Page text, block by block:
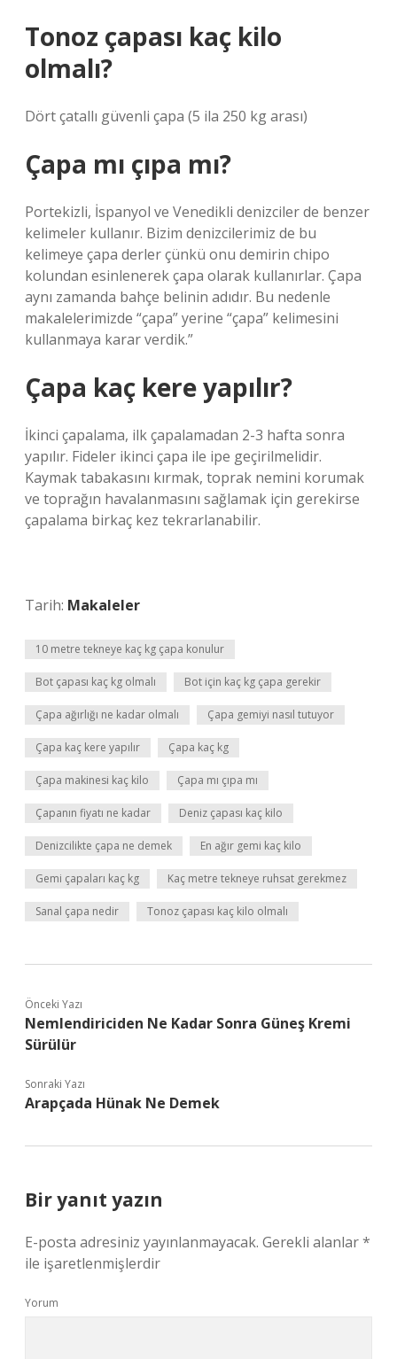
Tonoz çapası kaç kilo
olmalı?
Dört çatallı güvenli çapa (5 ila 250 kg arası)
Çapa mı çıpa mı?
Portekizli, İspanyol ve Venedikli denizciler de benzer
kelimeler kullanır. Bizim denizcilerimiz de bu
kelimeye çapa derler çünkü onu demirin chipo
kolundan esinlenerek çapa olarak kullanırlar. Çapa
aynı zamanda bahçe belinin adıdır. Bu nedenle
makalelerimizde “çapa” yerine “çapa” kelimesini
kullanmaya karar verdik.”
Çapa kaç kere yapılır?
İkinci çapalama, ilk çapalamadan 2-3 hafta sonra
yapılır. Fideler ikinci çapa ile ipe geçirilmelidir.
Kaymak tabakasını kırmak, toprak nemini korumak
ve toprağın havalanmasını sağlamak için gerekirse
çapalama birkaç kez tekrarlanabilir.
Tarih: Makaleler
10 metre tekneye kaç kg çapa konulur
Bot çapası kaç kg olmalı Bot için kaç kg çapa gerekir
Çapa ağırlığı ne kadar olmalı Çapa gemiyi nasıl tutuyor
Çapa kaç kere yapılır Çapa kaç kg
Çapa makinesi kaç kilo Çapa mı çıpa mı
Çapanın fiyatı ne kadar Deniz çapası kaç kilo
Denizcilikte çapa ne demek En ağır gemi kaç kilo
Gemi çapaları kaç kg Kaç metre tekneye ruhsat gerekmez
Sanal çapa nedir Tonoz çapası kaç kilo olmalı
Önceki Yazı
Nemlendiriciden Ne Kadar Sonra Güneş Kremi
Sürülür
Sonraki Yazı
Arapçada Hünak Ne Demek
Bir yanıt yazın
E-posta adresiniz yayınlanmayacak. Gerekli alanlar*
ile işaretlenmişlerdir
Yorum